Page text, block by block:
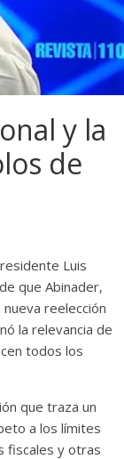
y la
de
Luis
que Abinader,
reelección
la relevancia de
todos los
que traza un
a los límites
fiscales y otras